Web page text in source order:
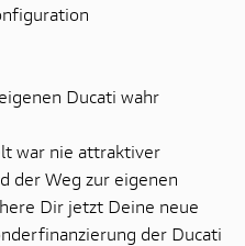
Ducati wahr
war nie attraktiver
der Weg zur eigenen
Dir jetzt Deine neue
der Ducati